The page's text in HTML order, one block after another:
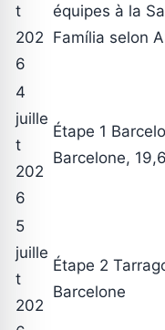
t
202
6
équipes à la
Família selon
4
juille
t
202
6
Étape 1
Barcelone,
5
juille
t
202
Étape 2
Barcelone